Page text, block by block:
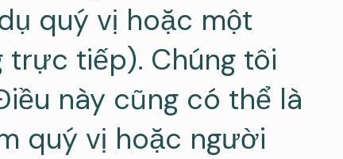
quý vị hoặc một
tiếp). Chúng tôi
này cũng có thể là
quý vị hoặc người